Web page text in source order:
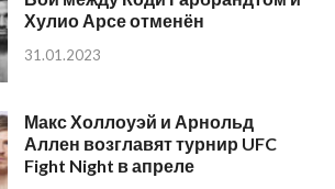
Хулио Арсе отменён
31.01.2023
Макс Холлоуэй и Арнольд
Аллен возглавят турнир UFC
Fight Night в апреле